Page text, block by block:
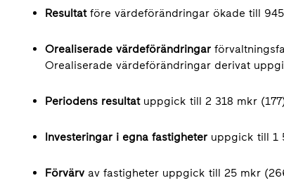
Resultatföre värdeförändringar ökade till
Orealiserade värdeförändringar
Orealiserade värdeförändringar derivat
Periodens resultatuppgick till 2 318 mkr
Investeringar i egna fastigheter uppgick till 1
Förvärv av fastigheter uppgick till 25 mkr